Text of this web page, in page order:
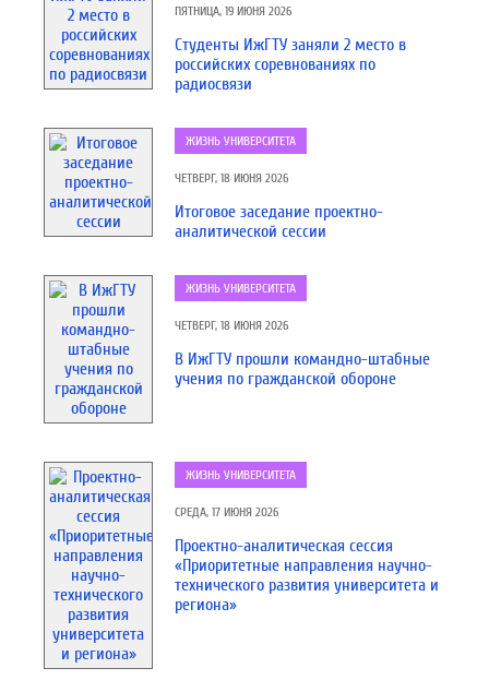
ПЯТНИЦА, 19 ИЮНЯ 2026
Студенты ИжГТУ заняли 2 место в
российских соревнованиях по
радиосвязи
ЖИЗНЬ УНИВЕРСИТЕТА
ЧЕТВЕРГ, 18 ИЮНЯ 2026
Итоговое заседание проектно-
аналитической сессии
ЖИЗНЬ УНИВЕРСИТЕТА
ЧЕТВЕРГ, 18 ИЮНЯ 2026
В ИжГТУ прошли командно-штабные
учения по гражданской обороне
ЖИЗНЬ УНИВЕРСИТЕТА
СРЕДА, 17 ИЮНЯ 2026
Проектно-аналитическая сессия
«Приоритетные направления научно-
технического развития университета и
региона»